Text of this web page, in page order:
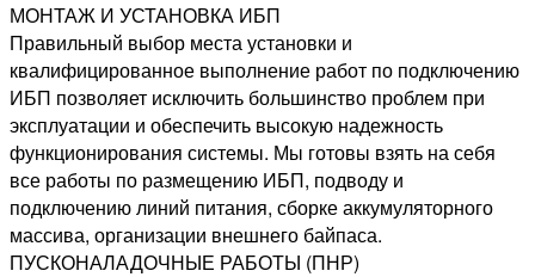
МОНТАЖ И УСТАНОВКА ИБП
Правильный выбор места установки и
квалифицированное выполнение работ по подключению
ИБП позволяет исключить большинство проблем при
эксплуатации и обеспечить высокую надежность
функционирования системы. Мы готовы взять на себя
все работы по размещению ИБП, подводу и
подключению линий питания, сборке аккумуляторного
массива, организации внешнего байпаса.
ПУСКОНАЛАДОЧНЫЕ РАБОТЫ (ПНР)